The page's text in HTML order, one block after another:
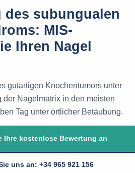
des subungualen
MIS-
Ihren Nagel
gutartigen Knochentumors unter
der Nagelmatrix in den meisten
Tag unter örtlicher Betäubung.
Ihre kostenlose Bewertung an
uns an: +34 965 921 156